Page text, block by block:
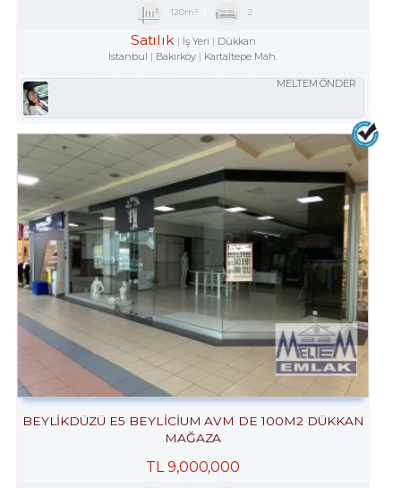
120m² 2
Satılık İş Yeri
Dükkan
İstanbul
Bakırköy Kartaltepe Mah.
MELTEM ÖNDER
BEYLİKDÜZÜ E5 BEYLİCİUM AVM DE 100M2 DÜKKAN
MAĞAZA
TL 9,000,000